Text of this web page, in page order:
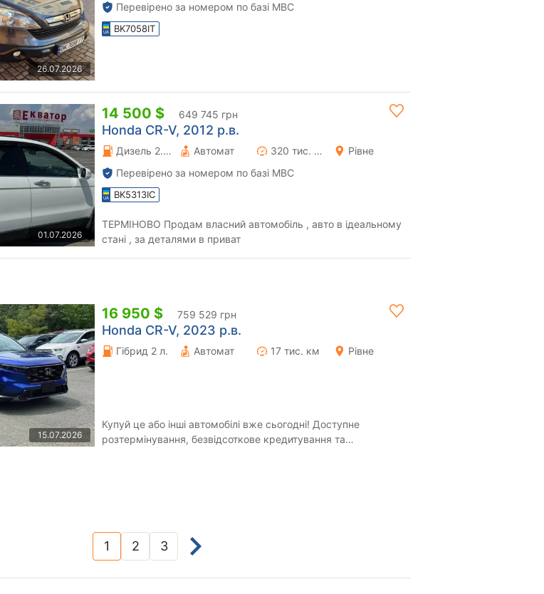
26.07.2026
Перевірено за номером по базі МВС
BK7058IT
01.07.2026
14 500 $ 649 745 грн
Honda CR-V, 2012 р.в.
Дизель 2.2 л. Автомат 320 тис. км
Рівне
Перевірено за номером по базі МВС
BK5313IC
ТЕРМІНОВО Продам власний автомобіль , авто в ідеальному
стані , за деталями в приват
15.07.2026
16 950 $ 759 529 грн
Honda CR-V, 2023 р.в.
Гібрид 2 л. Автомат 17 тис. км Рівне
Купуй це або інші автомобілі вже сьогодні! Доступне
розтермінування, безвідсоткове кредитування та
1(current)
2 3